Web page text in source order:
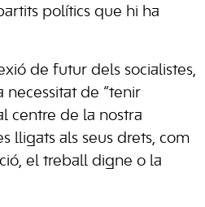
polítics que hi ha
de futur dels socialistes,
necessitat de “tenir
centre de la nostra
lligats als seus drets, com
el treball digne o la